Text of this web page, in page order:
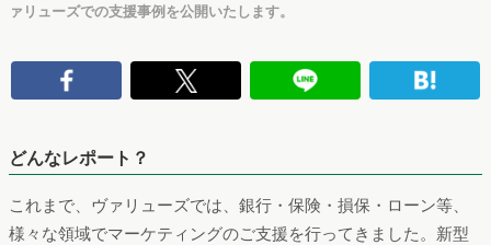
ァリューズでの支援事例を公開いたします。
どんなレポート？
これまで、ヴァリューズでは、銀行・保険・損保・ローン等、
様々な領域でマーケティングのご支援を行ってきました。新型